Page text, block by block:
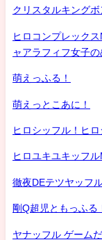
クリスタルキング
ヒロコンプレック
ャアラフィフ女子
萌えっふる！
萌えっとこあに！
ヒロシッフル！ヒ
ヒロユキユキッフ
徹夜DEテツヤッフ
剛Q超児ともっふる
ヤナッフル ゲーム